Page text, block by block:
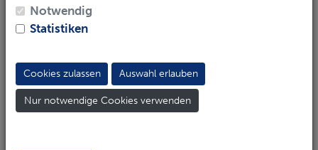
Reise-Zeitraum
Abreise-Flughafen
Notwendig
Statistiken
Cookies zulassen Auswahl erlauben
Nur notwendige Cookies verwenden